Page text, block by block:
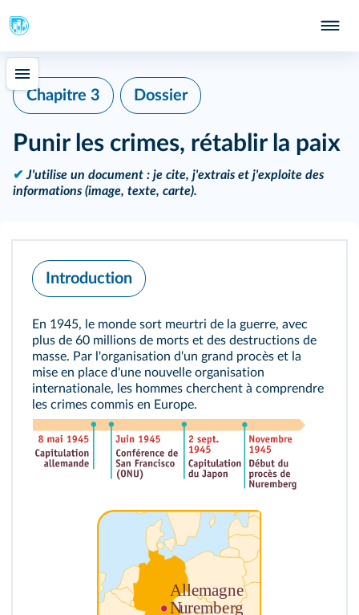
Chapitre 3 Dossier
Punir les crimes, rétablir la paix
✔ J'utilise un document : je cite, j'extrais et j'exploite des
informations (image, texte, carte).
Introduction
En 1945, le monde sort meurtri de la guerre, avec
plus de 60 millions de morts et des destructions de
masse. Par l'organisation d'un grand procès et la
mise en place d'une nouvelle organisation
internationale, les hommes cherchent à comprendre
les crimes commis en Europe.